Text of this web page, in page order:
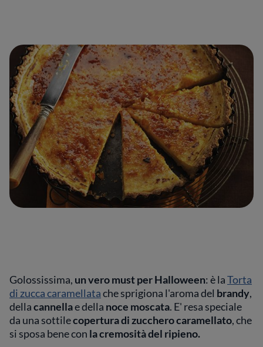
Golossissima, un vero must per Halloween: è laTorta
di zucca caramellatache sprigiona l'aroma del brandy,
dellacannellae della noce moscata. E' resa speciale
da una sottilecopertura di zucchero caramellato, che
si sposa bene con la cremosità del ripieno.